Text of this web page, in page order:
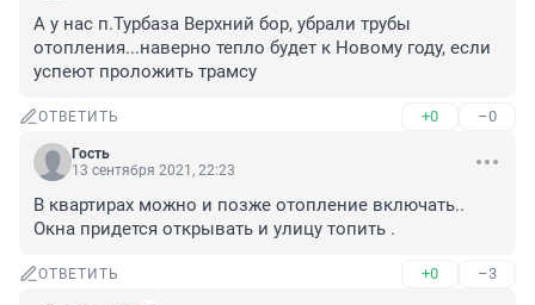
А у нас п.Турбаза Верхний бор, убрали трубы
отопления...наверно тепло будет к Новому году, если
успеют проложить трамсу
ОТВЕТИТЬ +0 –0
Гость
13 сентября 2021, 22:23
В квартирах можно и позже отопление включать..
Окна придется открывать и улицу топить .
ОТВЕТИТЬ +0 –3